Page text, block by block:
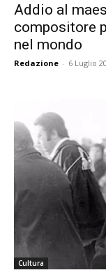
Addio al
compositore
nel mondo
Redazione - 6 Luglio
Cultura